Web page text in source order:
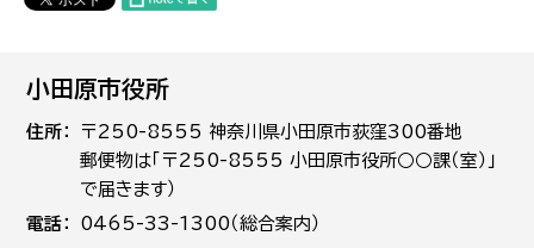
小田原市役所
住所
〒250-8555 神奈川県小田原市荻窪300番地
郵便物は「〒250-8555 小田原市役所○○課（室）」
で届きます）
電話
0465-33-1300（総合案内）